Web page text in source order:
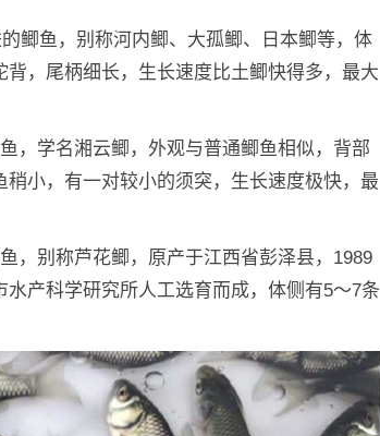
鲫鱼，别称河内鲫、大孤鲫、日本鲫等，体
，尾柄细长，生长速度比土鲫快得多，最大
，学名湘云鲫，外观与普通鲫鱼相似，背部
小，有一对较小的须突，生长速度极快，最
，别称芦花鲫，原产于江西省彭泽县，1989
产科学研究所人工选育而成，体侧有5～7条